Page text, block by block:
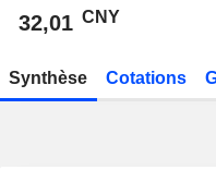
32,01 CNY
Synthèse Cotations